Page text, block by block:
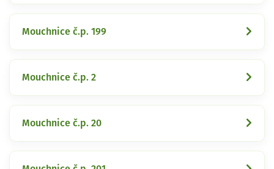
Mouchnice č.p. 199
Mouchnice č.p. 2
Mouchnice č.p. 20